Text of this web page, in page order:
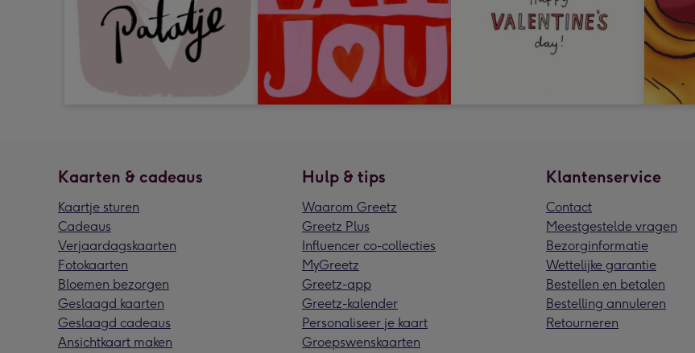
Kaarten & cadeaus
Kaartje sturen
Cadeaus
Verjaardagskaarten
Fotokaarten
Bloemen bezorgen
Geslaagd kaarten
Geslaagd cadeaus
Ansichtkaart maken
Hulp & tips
Waarom Greetz
Greetz Plus
Influencer co-collecties
MyGreetz
Greetz-app
Greetz-kalender
Personaliseer je kaart
Groepswenskaarten
Klantenservice
Contact
Meestgestelde vragen
Bezorginformatie
Wettelijke garantie
Bestellen en betalen
Bestelling annuleren
Retourneren